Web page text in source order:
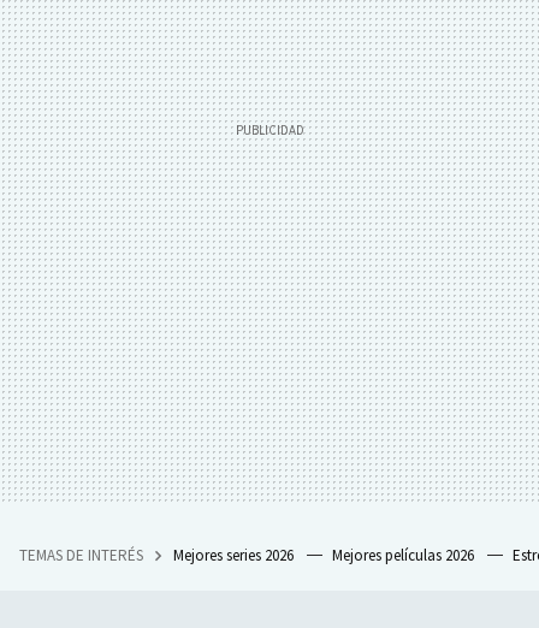
TEMAS DE INTERÉS Mejores series 2026 Mejores películas 2026